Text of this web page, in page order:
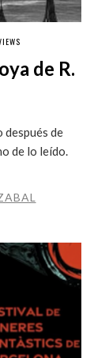
de R.
después de
de lo leído.